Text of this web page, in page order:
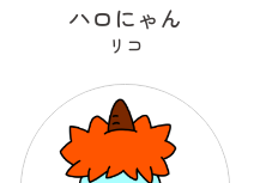
ハロにゃん
リコ